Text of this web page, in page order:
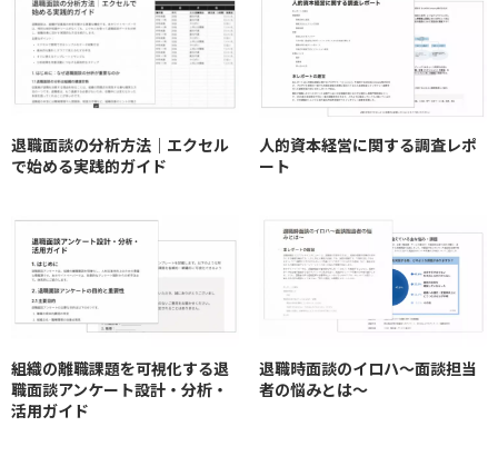
退職面談の分析方法｜エクセル
で始める実践的ガイド
人的資本経営に関する調査レポ
ート
組織の離職課題を可視化する退
職面談アンケート設計・分析・
活用ガイド
退職時面談のイロハ〜面談担当
者の悩みとは〜